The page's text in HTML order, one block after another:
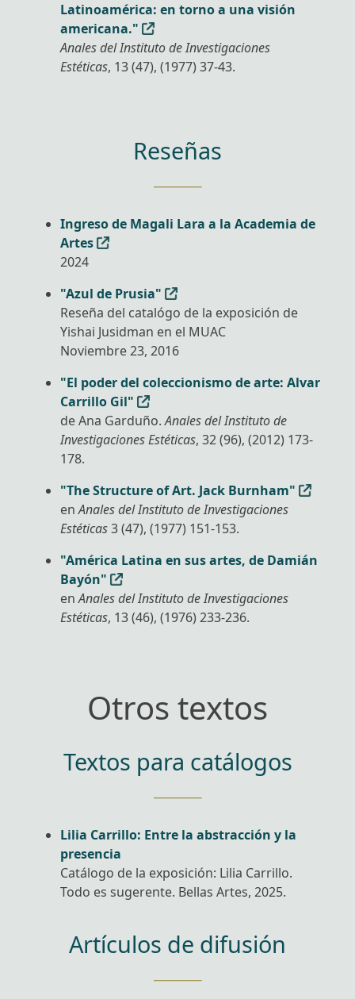
Latinoamérica: en torno a una visión
americana."
Anales del Instituto de Investigaciones
Estéticas, 13 (47), (1977) 37-43.
Reseñas
Ingreso de Magali Lara a la Academia de
Artes
2024
"Azul de Prusia"
Reseña del catalógo de la exposición de
Yishai Jusidman en el MUAC
Noviembre 23, 2016
"El poder del coleccionismo de arte: Alvar
Carrillo Gil"
de Ana Garduño.Anales del Instituto de
Investigaciones Estéticas, 32 (96), (2012) 173-
178.
"The Structure of Art. Jack Burnham"
enAnales del Instituto de Investigaciones
Estéticas3 (47), (1977) 151-153.
"América Latina en sus artes, de Damián
Bayón"
enAnales del Instituto de Investigaciones
Estéticas, 13 (46), (1976) 233-236.
Otros textos
Textos para catálogos
Lilia Carrillo: Entre la abstracción y la
presencia
Catálogo de la exposición: Lilia Carrillo.
Todo es sugerente. Bellas Artes, 2025.
Artículos de difusión